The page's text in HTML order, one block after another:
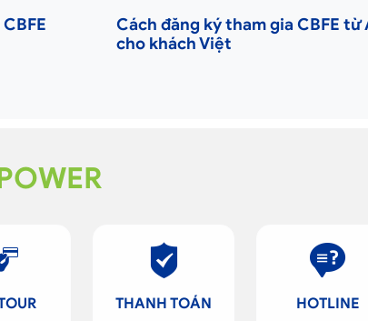
Cách đăng ký tham gia CBFE từ
cho khách Việt
THANH TOÁN HOTLINE